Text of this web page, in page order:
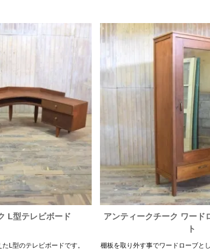
L型テレビボード
L型のテレビボードです。
アンティークチーク ワード
ト
棚板を取り外す事でワードローブと